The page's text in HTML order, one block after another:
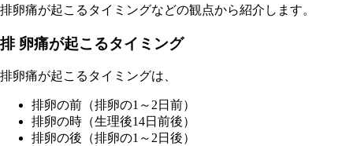
排卵痛が起こるタイミングなどの観点から紹介します。
排 卵痛が起こるタイミング
排卵痛が起こるタイミングは、
排卵の前（排卵の1～2日前）
排卵の時（生理後14日前後）
排卵の後（排卵の1～2日後）